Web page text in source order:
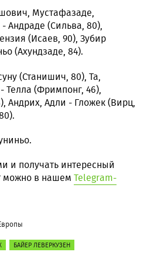
Мустафазаде,
Андраде (Сильва, 80),
(Исаев, 90), Зубир
(Ахундзаде, 84).
(Станишич, 80), Та,
Телла (Фримпонг, 46),
Андрих, Адли - Гложек (Вирц,
и получать интересный
можно в нашем Telegram-
БАЙЕР ЛЕВЕРКУЗЕН